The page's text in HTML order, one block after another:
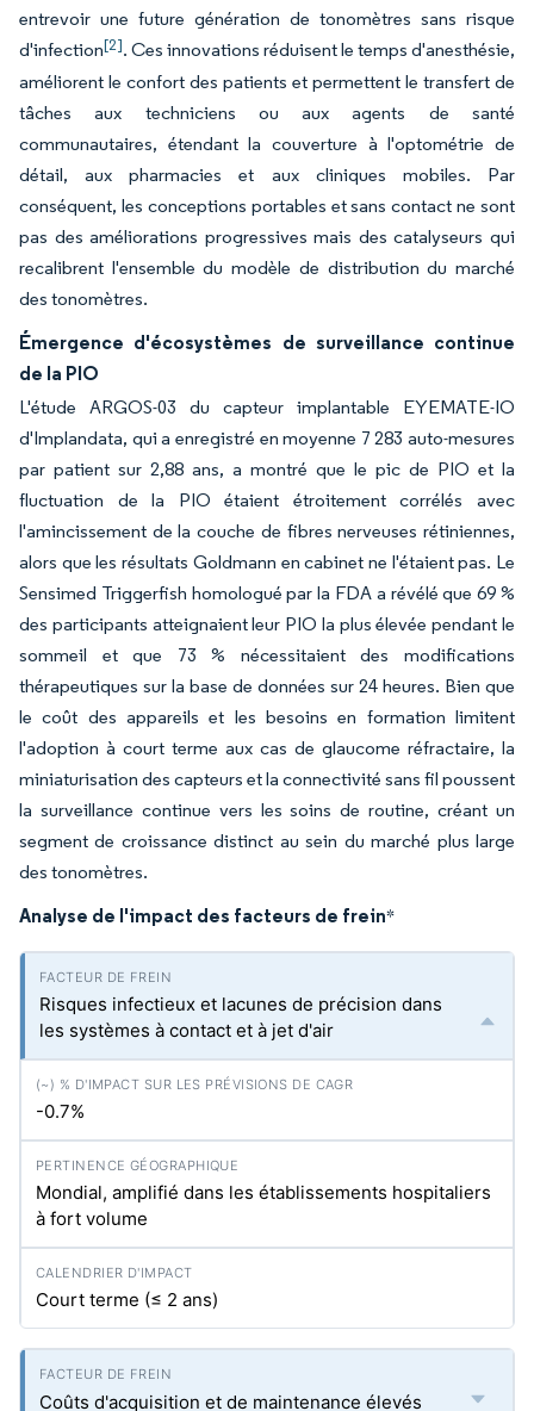
entrevoir une future génération de tonomètres sans risque
d'infection[2]. Ces innovations réduisent le temps d'anesthésie,
améliorent le confort des patients et permettent le transfert de
tâches aux techniciens ou aux agents de santé
communautaires, étendant la couverture à l'optométrie de
détail, aux pharmacies et aux cliniques mobiles. Par
conséquent, les conceptions portables et sans contact ne sont
pas des améliorations progressives mais des catalyseurs qui
recalibrent l'ensemble du modèle de distribution du marché
des tonomètres.
Émergence d'écosystèmes de surveillance continue
de la PIO
L'étude ARGOS-03 du capteur implantable EYEMATE-IO
d'Implandata, qui a enregistré en moyenne 7 283 auto-mesures
par patient sur 2,88 ans, a montré que le pic de PIO et la
fluctuation de la PIO étaient étroitement corrélés avec
l'amincissement de la couche de fibres nerveuses rétiniennes,
alors que les résultats Goldmann en cabinet ne l'étaient pas. Le
Sensimed Triggerfish homologué par la FDA a révélé que 69 %
des participants atteignaient leur PIO la plus élevée pendant le
sommeil et que 73 % nécessitaient des modifications
thérapeutiques sur la base de données sur 24 heures. Bien que
le coût des appareils et les besoins en formation limitent
l'adoption à court terme aux cas de glaucome réfractaire, la
miniaturisation des capteurs et la connectivité sans fil poussent
la surveillance continue vers les soins de routine, créant un
segment de croissance distinct au sein du marché plus large
des tonomètres.
Analyse de l'impact des facteurs de frein*
Risques infectieux et lacunes de précision dans
les systèmes à contact et à jet d'air
-0.7%
Mondial, amplifié dans les établissements hospitaliers
à fort volume
Court terme (≤ 2 ans)
Coûts d'acquisition et de maintenance élevés